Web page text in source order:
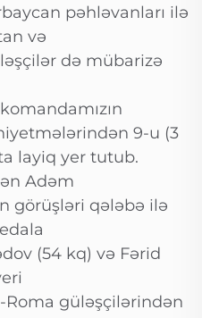
pəhləvanları ilə
və
də mübarizə
9-u (3
layiq yer tutub.
Adəm
görüşləri qələbə ilə
(54 kq) və Fərid
güləşçilərindən